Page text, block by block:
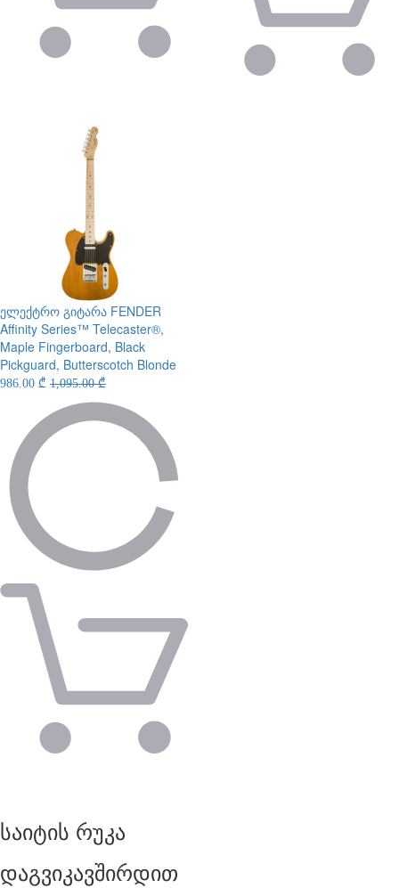
ელექტრო გიტარა FENDER
Affinity Series™ Telecaster®,
Maple Fingerboard, Black
Pickguard, Butterscotch Blonde
986.00 ₾ 1,095.00 ₾
საიტის რუკა
დაგვიკავშირდით